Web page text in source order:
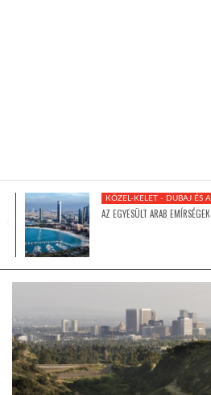
GLOBOTV BP
TROPICALMAGAZIN
KÖZEL-KELET - DUBAJ ÉS
AZ EGYESÜLT ARAB